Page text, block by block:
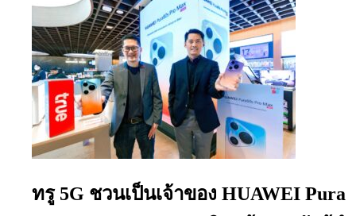
ทรู 5G ชวนเป็นเจ้าของ HUAWEI Pura